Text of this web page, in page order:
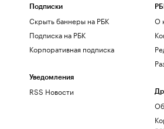
Подписки
Скрыть баннеры на РБК
Подписка на РБК
Корпоративная подписка
Уведомления
RSS Новости
О